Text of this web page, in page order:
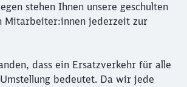
stehen Ihnen unsere geschulten
Mitarbeiter:innen jederzeit zur
dass ein Ersatzverkehr für alle
bedeutet. Da wir jede